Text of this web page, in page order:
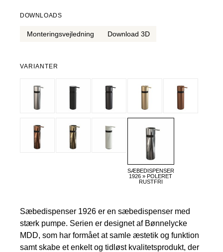
DOWNLOADS
Monteringsvejledning Download 3D
VARIANTER
SÆBEDISPENSER
1926 » POLERET
RUSTFRI
Sæbedispenser 1926 er en sæbedispenser med
stærk pumpe. Serien er designet af Bønnelycke
MDD, som har formået at samle æstetik og funktion
samt skabe et enkelt og tidløst kvalitetsprodukt, der